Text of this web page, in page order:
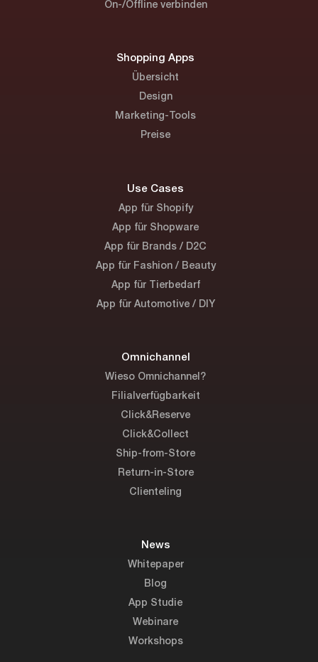
On-/Offline verbinden
Shopping Apps
Übersicht
Design
Marketing-Tools
Preise
Use Cases
App für Shopify
App für Shopware
App für Brands / D2C
App für Fashion / Beauty
App für Tierbedarf
App für Automotive / DIY
Omnichannel
Wieso Omnichannel?
Filialverfügbarkeit
Click&Reserve
Click&Collect
Ship-from-Store
Return-in-Store
Clienteling
News
Whitepaper
Blog
App Studie
Webinare
Workshops